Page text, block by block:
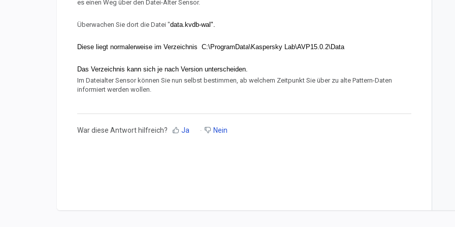
es einen Weg über den Datei-Alter Sensor.
Überwachen Sie dort die Datei "data.kvdb-wal".
Diese liegt normalerweise im Verzeichnis C:\ProgramData\Kaspersky Lab\AVP15.0.2\Data
Das Verzeichnis kann sich je nach Version unterscheiden.
Im Dateialter Sensor können Sie nun selbst bestimmen, ab welchem Zeitpunkt Sie über zu alte Pattern-Daten
informiert werden wollen.
War diese Antwort hilfreich? Ja Nein